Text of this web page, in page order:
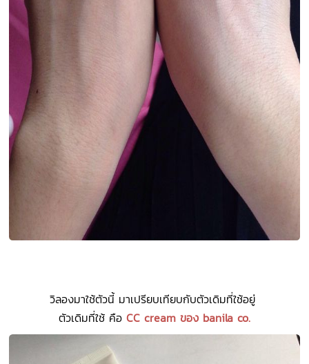
วิลองมาใช้ตัวนี้ มาเปรียบเทียบกับตัวเดิมที่ใช้อยู่
ตัวเดิมที่ใช้ คือ CC cream ของ banila co.